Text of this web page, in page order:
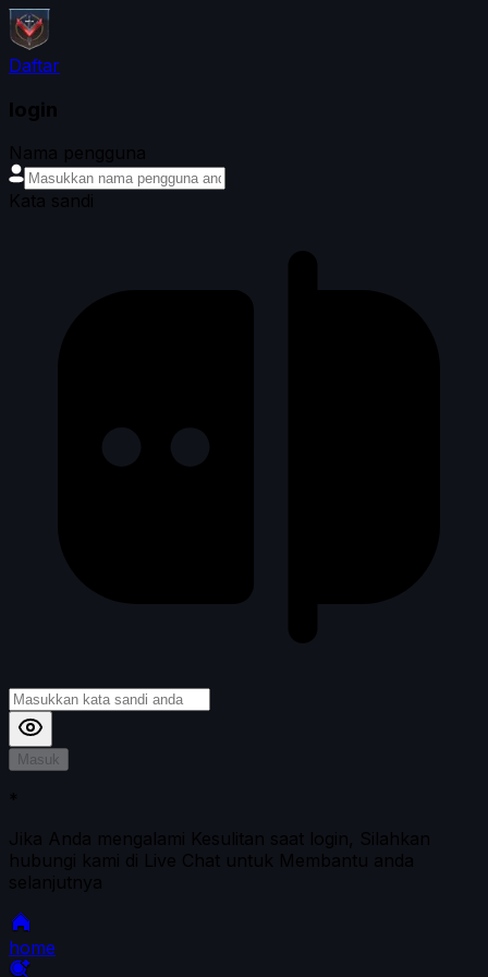
Daftar
login
Nama pengguna
Kata sandi
Masuk
*
Jika Anda mengalami Kesulitan saat login, Silahkan
hubungi kami di Live Chat untuk Membantu anda
selanjutnya
home